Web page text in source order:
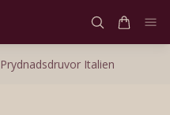
Prydnadsdruvor Italien